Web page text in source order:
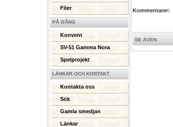
Filer
PÅ GÅNG
Konvent
SV-51 Gamma Nora
Spelprojekt
LÄNKAR OCH KONTAKT
Kontakta oss
Sök
Gamla smedjan
Länkar
Kommentarer:
SE ÄVEN